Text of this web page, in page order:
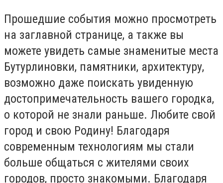
Прошедшие события можно просмотреть
на заглавной странице, а также вы
можете увидеть самые знаменитые места
Бутурлиновки, памятники, архитектуру,
возможно даже поискать увиденную
достопримечательность вашего городка,
о которой не знали раньше. Любите свой
город и свою Родину! Благодаря
современным технологиям мы стали
больше общаться с жителями своих
городов, просто знакомыми. Благодаря